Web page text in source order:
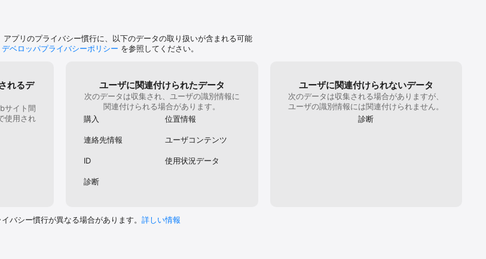
/月
でお試しいただけます。無料トライアル期間終了後は月額(¥120)でご
作ることができます。チームリーダーを含めて６人まで参加可能で
のリストを、チーム内で共有しましょう。
らせることができます。（Googleパーソンファインダーへ連携もでき
情報をいち早く配信します。
アプリのプライバシー慣行に、以下のデータの取り扱いが含まれる可能
デベロッパプライバシーポリシー を参照してください。
れるデ
サイト間
使用され
ユーザに関連付けられたデータ
次のデータは収集され、ユーザの識別情報に
関連付けられる場合があります。
購入
位置情報
連絡先情報 ユーザコンテンツ
ID 使用状況データ
診断
ユーザに関連付けられないデータ
次のデータは収集される場合がありますが、
ユーザの識別情報には関連付けられません。
診断
バシー慣行が異なる場合があります。 詳しい情報